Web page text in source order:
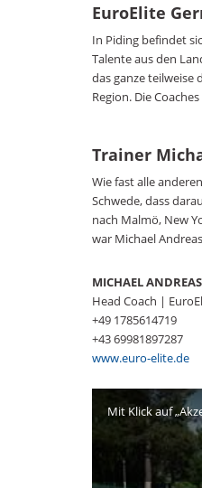
EuroElite
In Piding befindet
Talente aus den
das ganze teilweise
Region. Die
Trainer
Wie fast alle
Schwede, dass
nach Malmö, New
war Michael
MICHAEL
Head Coach |
+49 1785614719
+43 69981897287
www.euro-elite.de
Mit Klick auf